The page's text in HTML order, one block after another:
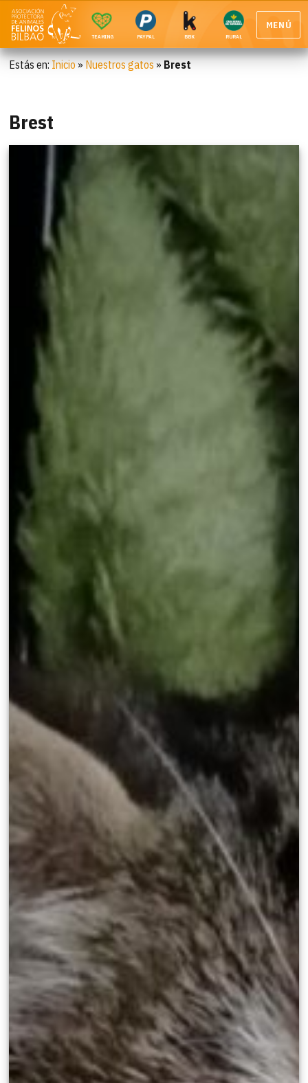
TEAMING PAYPAL BBK RURAL
MENÚ
Estás en: Inicio » Nuestros gatos » Brest
Brest